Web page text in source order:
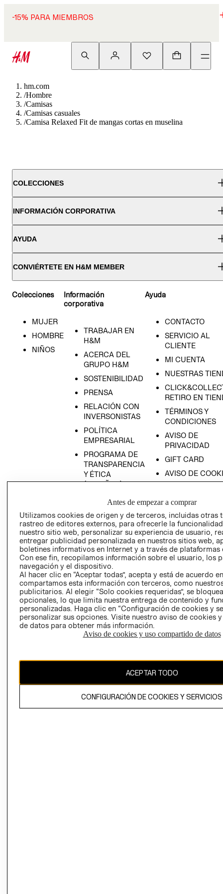
-15% PARA MIEMBROS
hm.com
/Hombre
/Camisas
/Camisas casuales
/Camisa Relaxed Fit de mangas cortas en muselina
COLECCIONES
INFORMACIÓN CORPORATIVA
AYUDA
CONVIÉRTETE EN H&M MEMBER
Colecciones
MUJER
HOMBRE
NIÑOS
Información
corporativa
TRABAJAR EN
H&M
ACERCA DEL
GRUPO H&M
SOSTENIBILIDAD
PRENSA
RELACIÓN CON
INVERSONISTAS
POLÍTICA
EMPRESARIAL
PROGRAMA DE
TRANSPARENCIA
Y ÉTICA
(ESPAÑOL)
PROGRAMA DE
Y ÉTICA (INGLÉS)
Ayuda
CONTACTO
SERVICIO AL
CLIENTE
MI CUENTA
NUESTRAS
RETIRO EN
TÉRMINOS Y
CONDICIONES
AVISO DE
PRIVACIDAD
GIFT CARD
AVISO DE
COMERCIO - SIC
PETICIONES
QUEJAS Y
RECLAMOS
Colombia ($)
CAMBIAR REGIÓN
El contenido de esta página web está protegido por copyright y es
Antes de empezar a comprar
Utilizamos cookies de origen y de terceros, incluidas otras
rastreo de editores externos, para ofrecerle la
nuestro sitio web, personalizar su experiencia de usuario,
entregar publicidad personalizada en nuestros sitios web,
boletines informativos en Internet y a través de plataformas
Con ese fin, recopilamos información sobre el usuario, los
navegación y el dispositivo.
Al hacer clic en “Aceptar todas”, acepta y está de acuerdo
compartamos esta información con terceros, como
publicitarios. Al elegir “Solo cookies requeridas”, se
opcionales, lo que limita nuestra entrega de contenido y
personalizadas. Haga clic en “Configuración de cookies y
personalizar sus opciones. Visite nuestro aviso de cookies
de datos para obtener más información.
Aviso de cookies y uso compartido de datos
ACEPTAR TODO
CONFIGURACIÓN DE COOKIES Y SERVICIOS